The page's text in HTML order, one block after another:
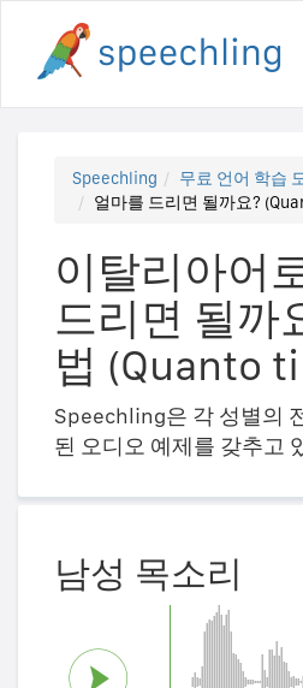
Speechling 무료 언어 학습
얼마를 드리면 될까요?
이탈리아어
드리면 될까
법 (Quanto
Speechling은 각 성별의
된 오디오 예제를 갖추고
남성 목소리